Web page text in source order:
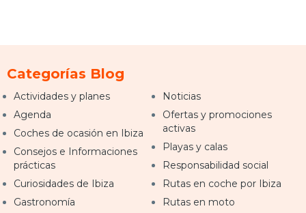
Categorías Blog
Actividades y planes
Agenda
Coches de ocasión en Ibiza
Consejos e Informaciones
prácticas
Curiosidades de Ibiza
Gastronomía
Noticias
Ofertas y promociones
activas
Playas y calas
Responsabilidad social
Rutas en coche por Ibiza
Rutas en moto